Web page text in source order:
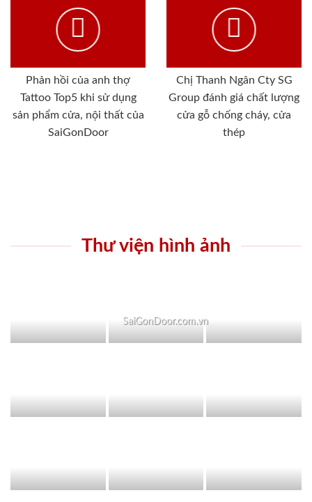
Phản hồi của anh thợ
Tattoo Top5 khi sử dụng
sản phẩm cửa, nội thất của
SaiGonDoor
Chị Thanh Ngân Cty SG
Group đánh giá chất lượng
cửa gỗ chống cháy, cửa
thép
Thư viện hình ảnh
SaiGonDoor.com.vn